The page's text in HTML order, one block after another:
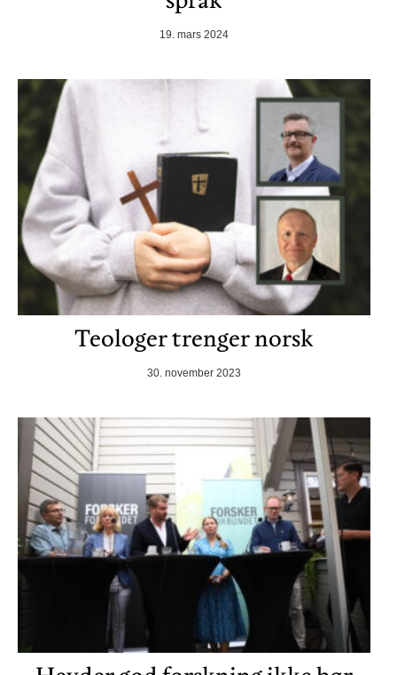
19. mars 2024
Teologer trenger norsk
30. november 2023